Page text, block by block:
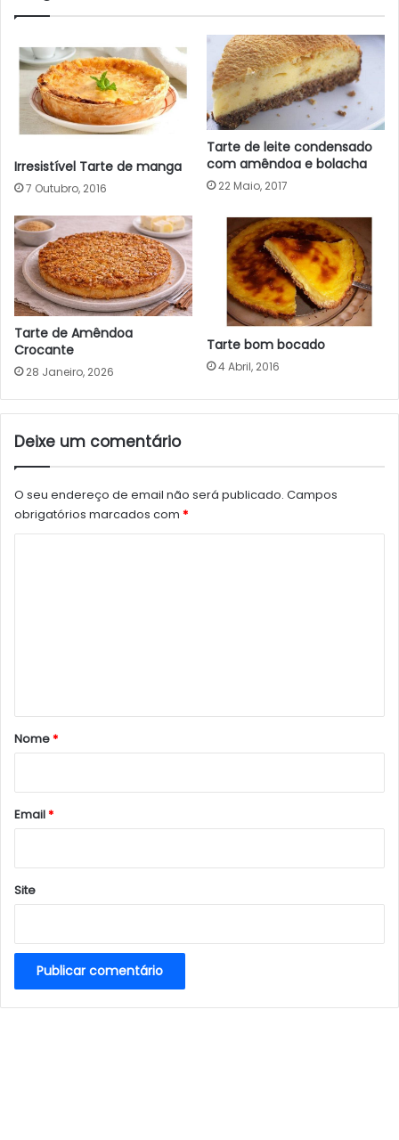
Irresistível Tarte de manga
7 Outubro, 2016
Tarte de leite condensado
com amêndoa e bolacha
22 Maio, 2017
Tarte de Amêndoa
Crocante
28 Janeiro, 2026
Tarte bom bocado
4 Abril, 2016
Deixe um comentário
O seu endereço de email não será publicado. Campos
obrigatórios marcados com *
r
*
Nome*
Email*
Site